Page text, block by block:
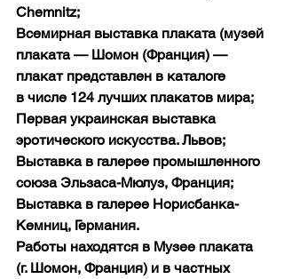
Chemnitz;
Всемирная выставка плаката (музей
плаката — Шомон (Франция) —
плакат представлен в каталоге
в числе 124 лучших плакатов мира;
Первая украинская выставка
эротического искусства. Львов;
Выставка в галерее промышленного
союза Эльзаса-Мюлуз, Франция;
Выставка в галерее Норисбанка-
Кемниц, Германия.
Работы находятся в Музее плаката
(г. Шомон, Франция) и в частных